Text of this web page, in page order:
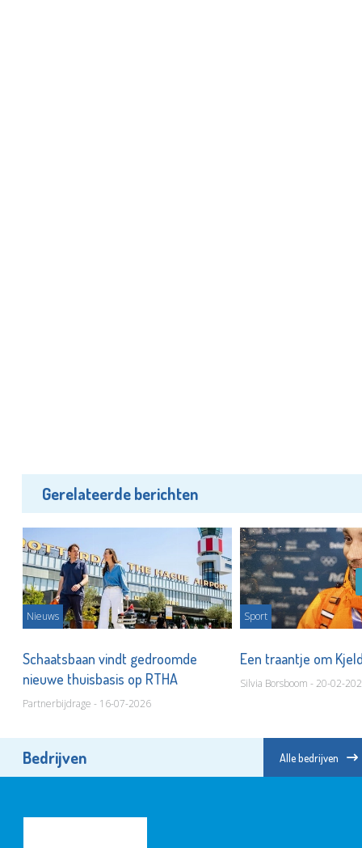
Gerelateerde berichten
Nieuws
Schaatsbaan vindt gedroomde
nieuwe thuisbasis op RTHA
Partnerbijdrage - 16-07-2026
Sport
Een traantje om
Silvia Borsboom - 20-02-
Bedrijven Alle bedrijven